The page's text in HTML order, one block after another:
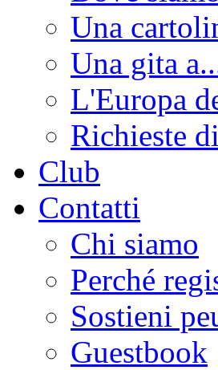
Una
Una gita
L'Europa
Richieste
Club
Contatti
Chi siamo
Perché
Sostieni
Guestbook